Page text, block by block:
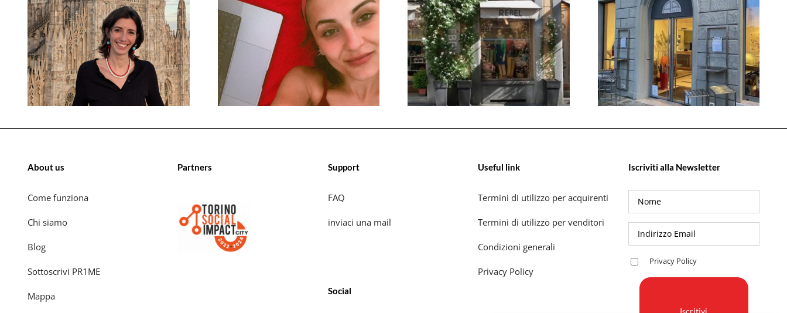
About us
Come funziona
Chi siamo
Blog
Sottoscrivi PR1ME
Mappa
Partners Support
FAQ
inviaci una mail
Social
Useful link
Termini di utilizzo per acquirenti
Termini di utilizzo per venditori
Condizioni generali
Privacy Policy
Iscriviti alla Newsletter
Privacy Policy